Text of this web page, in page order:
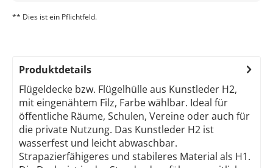
** Dies ist ein Pflichtfeld.
Produktdetails
Flügeldecke bzw. Flügelhülle aus Kunstleder H2,
mit eingenähtem Filz, Farbe wählbar. Ideal für
öffentliche Räume, Schulen, Vereine oder auch für
die private Nutzung. Das Kunstleder H2 ist
wasserfest und leicht abwaschbar.
Strapazierfähigeres und stabileres Material als H1.